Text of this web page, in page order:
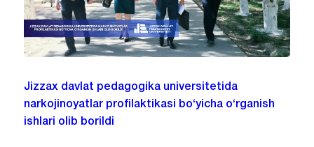
Jizzax davlat pedagogika universitetida
narkojinoyatlar profilaktikasi bo‘yicha o‘rganish
ishlari olib borildi